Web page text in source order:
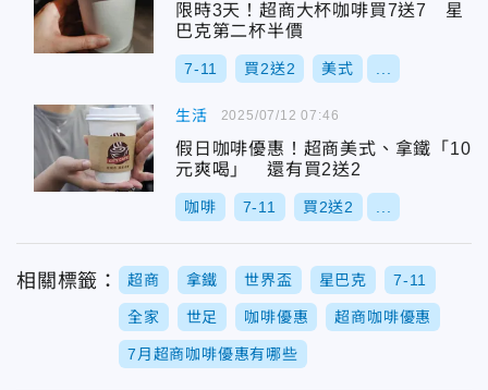
限時3天！超商大杯咖啡買7送7 星
巴克第二杯半價
7-11 買2送2 美式
生活
假日咖啡優惠！超商美式、拿鐵「10
元爽喝」 還有買2送2
咖啡 7-11 買2送2
2025/07/12 07:46
相關標籤： 超商 拿鐵 世界盃 星巴克 7-11
全家 世足 咖啡優惠 超商咖啡優惠
7月超商咖啡優惠有哪些